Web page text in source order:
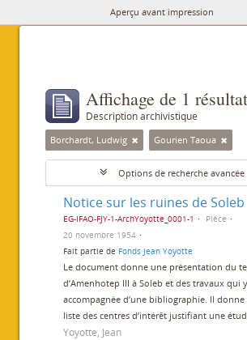
Aperçu avant impression
Affichage de 1
Description archivistique
Borchardt, Ludwig Gourien Taoua
Options de recherche avancée
Notice sur les ruines de Soleb
EG-IFAO-FJY-1-ArchYoyotte_0001-1
Pièce
20 novembre 1954
Fait partie de Fonds Jean Yoyotte
Le document donne une présentation du
d’Amenhotep III à Soleb et des travaux qui
accompagnée d’une bibliographie. Il
liste des centres d’intérêt justifiant une
Yoyotte, Jean